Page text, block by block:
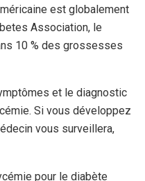
est globalement
Association, le
10 % des grossesses
et le diagnostic
Si vous développez
vous surveillera,